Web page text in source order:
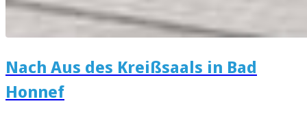
Nach Aus des Kreißsaals in Bad
Honnef